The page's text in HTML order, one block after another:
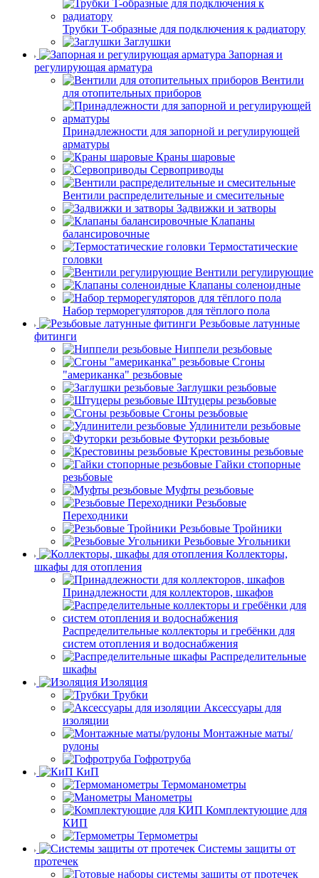
Трубки T-образные для подключения к радиатору
Заглушки
Запорная и
регулирующая арматура
Вентили
для отопительных приборов
Принадлежности для запорной и регулирующей
арматуры
Краны шаровые
Сервоприводы
Вентили распределительные и смесительные
Задвижки и затворы
Клапаны
балансировочные
Термостатические
головки
Вентили регулирующие
Клапаны соленоидные
Набор терморегуляторов для тёплого пола
Резьбовые латунные
фитинги
Ниппели резьбовые
Сгоны
"американка" резьбовые
Заглушки резьбовые
Штуцеры резьбовые
Сгоны резьбовые
Удлинители резьбовые
Футорки резьбовые
Крестовины резьбовые
Гайки стопорные
резьбовые
Муфты резьбовые
Резьбовые
Переходники
Резьбовые Тройники
Резьбовые Угольники
Коллекторы,
шкафы для отопления
Принадлежности для коллекторов, шкафов
Распределительные коллекторы и гребёнки для
систем отопления и водоснабжения
Распределительные
шкафы
Изоляция
Трубки
Аксессуары для
изоляции
Монтажные маты/
рулоны
Гофротруба
КиП
Термоманометры
Манометры
Комплектующие для
КИП
Термометры
Системы защиты от
протечек